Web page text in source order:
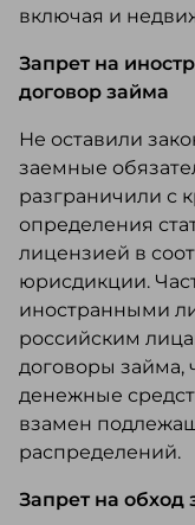
включая и
Запрет на
договор займа
Не оставили
заемные
разграничили с
определения
лицензией в
юрисдикции.
иностранными
российским
договоры займа,
денежные
взамен
распределений.
Запрет на обход